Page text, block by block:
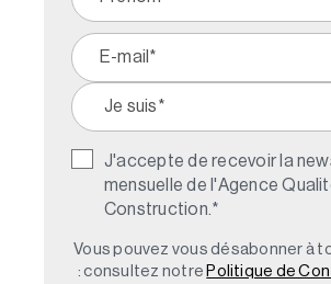
J'accepte de recevoir la
mensuelle de l'Agence
Construction. *
Vous pouvez vous désabonner à
: consultez notre Politique de